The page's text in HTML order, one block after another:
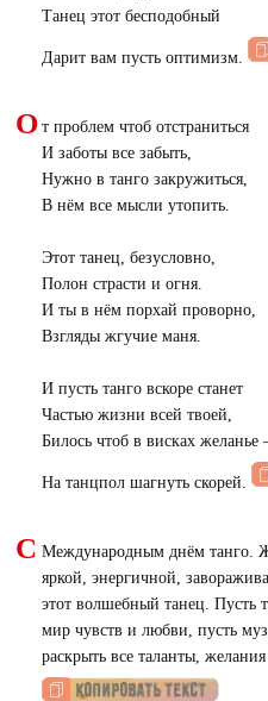
Танец этот бесподобный
Дарит вам пусть оптимизм.
О т проблем чтоб отстраниться
И заботы все забыть,
Нужно в танго закружиться,
В нём все мысли утопить.
Этот танец, безусловно,
Полон страсти и огня.
И ты в нём порхай проворно,
Взгляды жгучие маня.
И пусть танго вскоре станет
Частью жизни всей твоей,
Билось чтоб в висках
На танцпол шагнуть скорей.
С Международным днём танго.
яркой, энергичной,
этот волшебный танец. Пусть
мир чувств и любви, пусть
раскрыть все таланты,